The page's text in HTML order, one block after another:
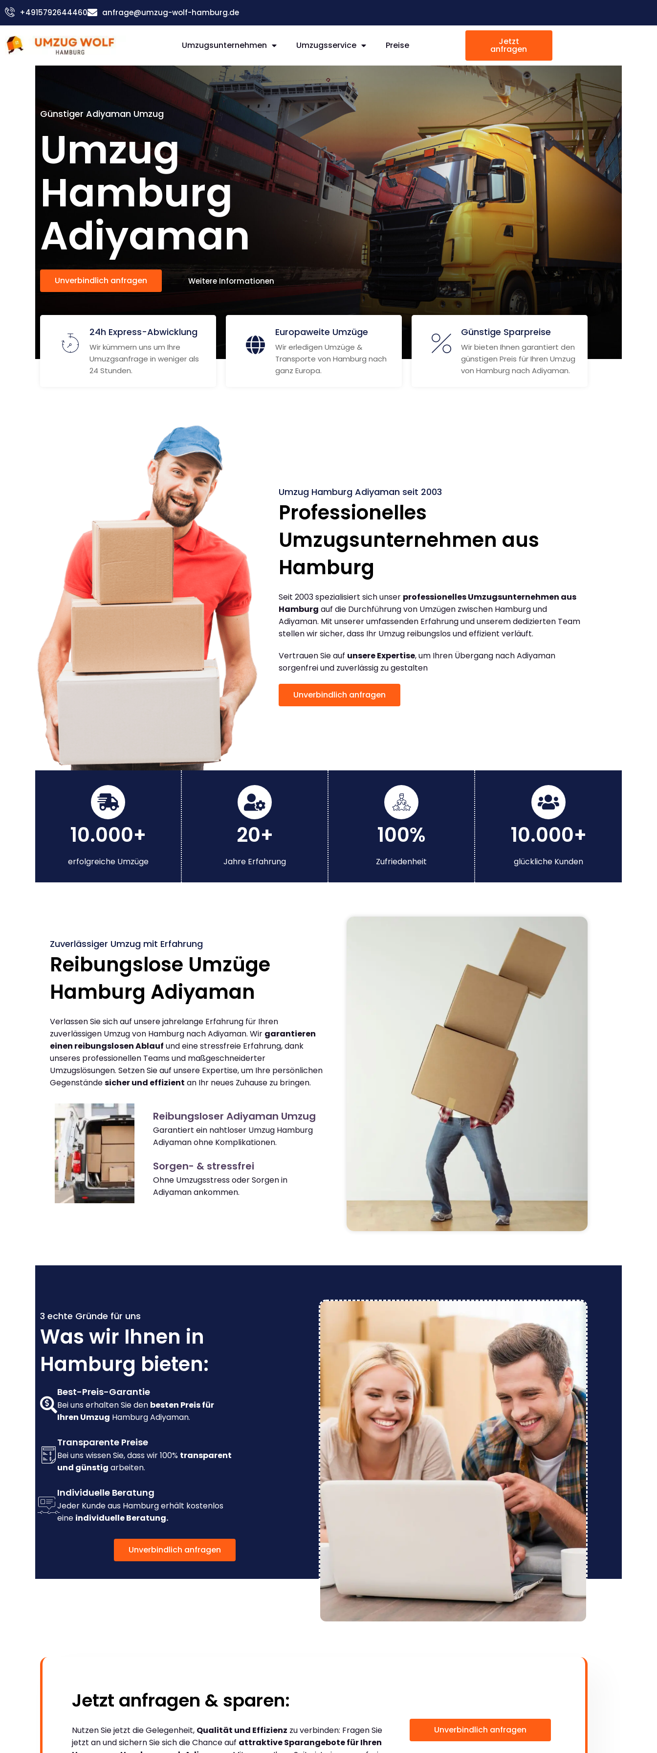
Zum
Inhalt
+4915792644460 anfrage@umzug-wolf-hamburg.de
Umzugsunternehmen Umzugsservice Preise Jetzt
anfragen
Günstiger Adiyaman Umzug
Umzug
Hamburg
Adiyaman
Unverbindlich anfragen Weitere Informationen
24h Express-Abwicklung
Wir kümmern uns um Ihre
Umuzgsanfrage in weniger als
24 Stunden.
Europaweite Umzüge
Wir erledigen Umzüge &
Transporte von Hamburg nach
ganz Europa.
Günstige Sparpreise
Wir bieten Ihnen garantiert den
günstigen Preis für Ihren Umzug
von Hamburg nach Adiyaman.
Umzug Hamburg Adiyaman seit 2003
Professionelles
Umzugsunternehmen aus
Hamburg
Seit 2003 spezialisiert sich unser professionelles Umzugsunternehmen aus
Hamburg auf die Durchführung von Umzügen zwischen Hamburg und
Adiyaman. Mit unserer umfassenden Erfahrung und unserem dedizierten Team
stellen wir sicher, dass Ihr Umzug reibungslos und effizient verläuft.
Vertrauen Sie auf unsere Expertise, um Ihren Übergang nach Adiyaman
sorgenfrei und zuverlässig zu gestalten
Unverbindlich anfragen
10.000+
erfolgreiche Umzüge
20+
Jahre Erfahrung
100%
Zufriedenheit
10.000+
glückliche Kunden
Zuverlässiger Umzug mit Erfahrung
Reibungslose Umzüge
Hamburg Adiyaman
Verlassen Sie sich auf unsere jahrelange Erfahrung für Ihren
zuverlässigen Umzug von Hamburg nach Adiyaman. Wir garantieren
einen reibungslosen Ablauf und eine stressfreie Erfahrung, dank
unseres professionellen Teams und maßgeschneiderter
Umzugslösungen. Setzen Sie auf unsere Expertise, um Ihre persönlichen
Gegenständesicher und effizient an Ihr neues Zuhause zu bringen.
Reibungsloser Adiyaman Umzug
Garantiert ein nahtloser Umzug Hamburg
Adiyaman ohne Komplikationen.
Sorgen- & stressfrei
Ohne Umzugsstress oder Sorgen in
Adiyaman ankommen.
3 echte Gründe für uns
Was wir Ihnen in
Hamburg bieten:
Best-Preis-Garantie
Bei uns erhalten Sie den besten Preis für
Ihren Umzug Hamburg Adiyaman.
Transparente Preise
Bei uns wissen Sie, dass wir 100% transparent
und günstig arbeiten.
Individuelle Beratung
Jeder Kunde aus Hamburg erhält kostenlos
eine individuelle Beratung.
Unverbindlich anfragen
Jetzt anfragen & sparen:
Nutzen Sie jetzt die Gelegenheit, Qualität und Effizienz zu verbinden: Fragen Sie
jetzt an und sichern Sie sich die Chance auf attraktive Sparangebote für Ihren
Unverbindlich anfragen